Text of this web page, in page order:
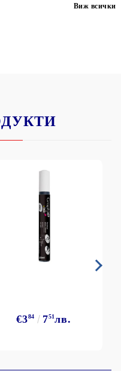
Виж всички
€384 751лв.